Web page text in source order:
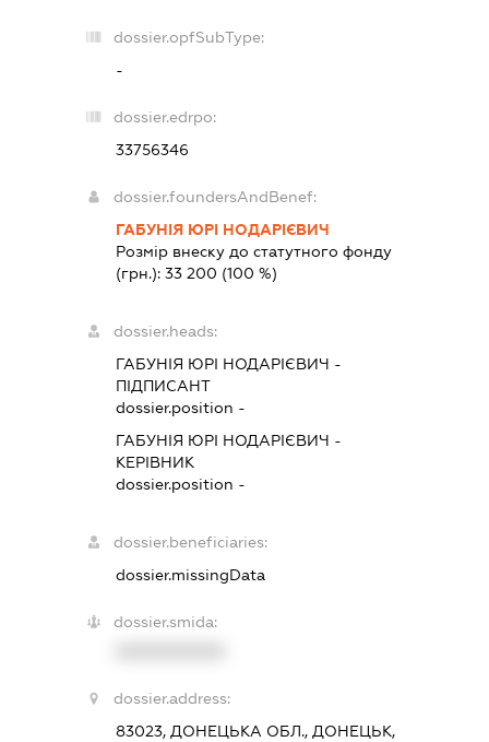
dossier.opfSubType:
-
dossier.edrpo:
33756346
dossier.foundersAndBenef:
ГАБУНІЯ ЮРІ НОДАРІЄВИЧ
Розмір внеску до статутного фонду
(грн.):33 200 (100 %)
dossier.heads:
ГАБУНІЯ ЮРІ НОДАРІЄВИЧ -
ПІДПИСАНТ
dossier.position -
ГАБУНІЯ ЮРІ НОДАРІЄВИЧ -
КЕРІВНИК
dossier.position -
dossier.beneficiaries:
dossier.missingData
dossier.smida:
dossier.address:
83023, ДОНЕЦЬКА ОБЛ., ДОНЕЦЬК,